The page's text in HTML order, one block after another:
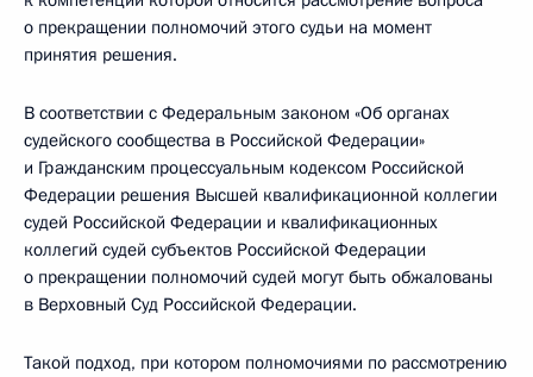
о прекращении полномочий этого судьи на момент
принятия решения.
В соответствии с Федеральным законом «Об органах
судейского сообщества в Российской Федерации»
и Гражданским процессуальным кодексом Российской
Федерации решения Высшей квалификационной коллегии
судей Российской Федерации и квалификационных
коллегий судей субъектов Российской Федерации
о прекращении полномочий судей могут быть обжалованы
в Верховный Суд Российской Федерации.
Такой подход, при котором полномочиями по рассмотрению